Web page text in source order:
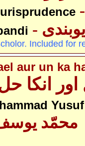
Included for
aur un ka
انکا حل - -
محمّد یوسف